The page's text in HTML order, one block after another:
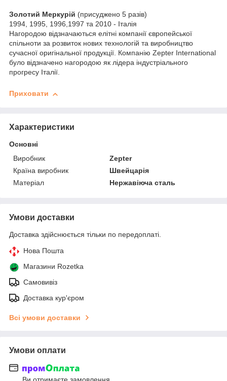
Золотий Меркурій (присуджено 5 разів)
1994, 1995, 1996,1997 та 2010 - Італія
Нагородою відзначаються елітні компанії європейської
спільноти за розвиток нових технологій та виробництво
сучасної оригінальної продукції. Компанію Zepter International
було відзначено нагородою як лідера індустріального
прогресу Італії.
Приховати
Характеристики
Основні
Виробник
Zepter
Країна виробник
Швейцарія
Матеріал
Нержавіюча сталь
Умови доставки
Доставка здійснюється тільки по передоплаті.
Нова Пошта
Магазини Rozetka
Самовивіз
Доставка кур'єром
Всі умови доставки
Умови оплати